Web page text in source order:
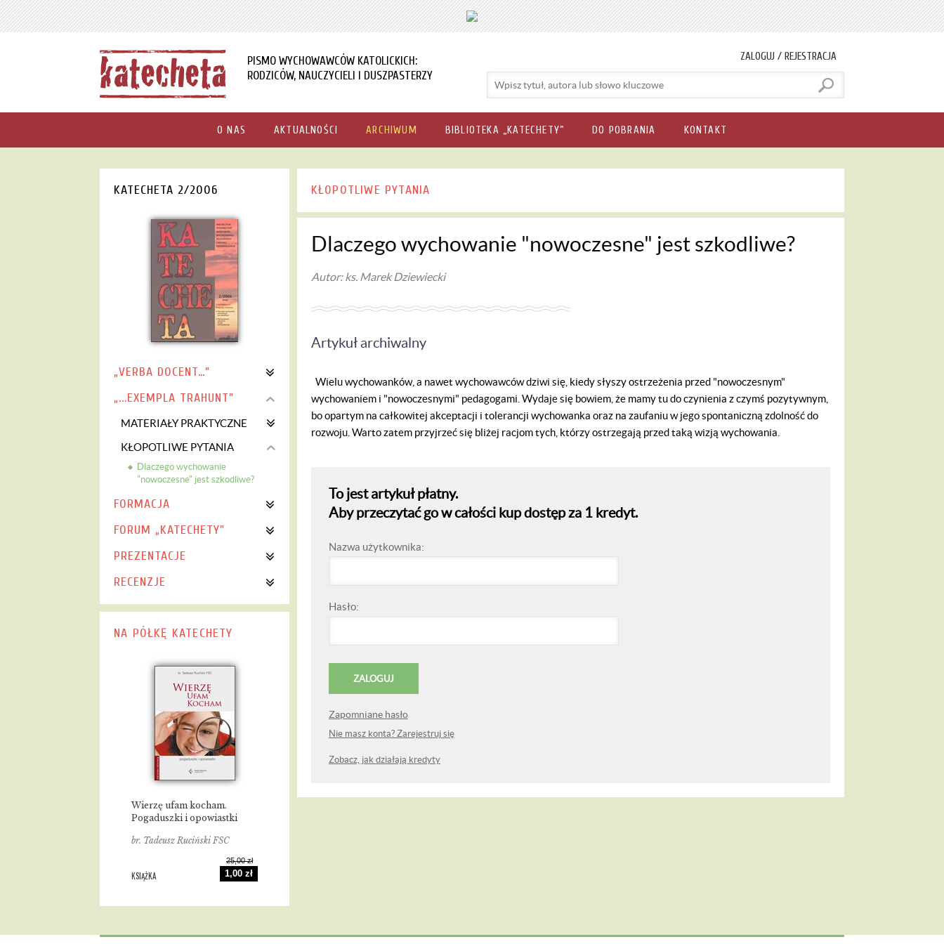
PISMO WYCHOWAWCÓW KATOLICKICH:
RODZICÓW, NAUCZYCIELI I DUSZPASTERZY
ZALOGUJ / REJESTRACJA
O NAS AKTUALNOŚCI ARCHIWUM BIBLIOTEKA „KATECHETY” DO POBRANIA KONTAKT
KATECHETA 2/2006
„VERBA DOCENT…”
„...EXEMPLA TRAHUNT”
MATERIAŁY PRAKTYCZNE
KŁOPOTLIWE PYTANIA
Dlaczego wychowanie
"nowoczesne" jest szkodliwe?
FORMACJA
FORUM „KATECHETY"
PREZENTACJE
RECENZJE
NA PÓŁKĘ KATECHETY
Wierzę ufam kocham.
Pogaduszki i opowiastki
br. Tadeusz Ruciński FSC
KSIĄŻKA
25,00 zł
1,00 zł
KŁOPOTLIWE PYTANIA
Dlaczego wychowanie "nowoczesne" jest szkodliwe?
Autor: ks. Marek Dziewiecki
Artykuł archiwalny
Wielu wychowanków, a nawet wychowawców dziwi się, kiedy słyszy ostrzeżenia przed "nowoczesnym"
wychowaniem i "nowoczesnymi" pedagogami. Wydaje się bowiem, że mamy tu do czynienia z czymś pozytywnym,
bo opartym na całkowitej akceptacji i tolerancji wychowanka oraz na zaufaniu w jego spontaniczną zdolność do
rozwoju. Warto zatem przyjrzeć się bliżej racjom tych, którzy ostrzegają przed taką wizją wychowania.
To jest artykuł płatny.
Aby przeczytać go w całości kup dostęp za 1 kredyt.
Nazwa użytkownika:
Hasło:
Zapomniane hasło
Nie masz konta? Zarejestruj się
Zobacz, jak działają kredyty